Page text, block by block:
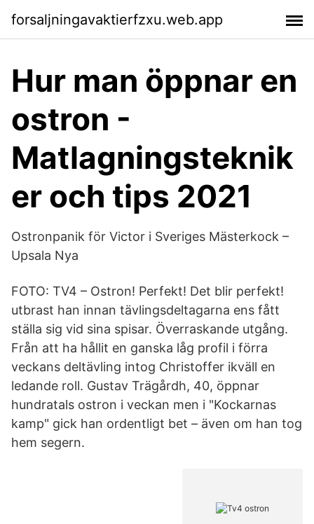
forsaljningavaktierfzxu.web.app
Hur man öppnar en
ostron -
Matlagningsteknik
er och tips 2021
Ostronpanik för Victor i Sveriges Mästerkock –
Upsala Nya
FOTO: TV4 – Ostron! Perfekt! Det blir perfekt!
utbrast han innan tävlingsdeltagarna ens fått
ställa sig vid sina spisar. Överraskande utgång.
Från att ha hållit en ganska låg profil i förra
veckans deltävling intog Christoffer ikväll en
ledande roll. Gustav Trägårdh, 40, öppnar
hundratals ostron i veckan men i "Kockarnas
kamp" gick han ordentligt bet – även om han tog
hem segern.